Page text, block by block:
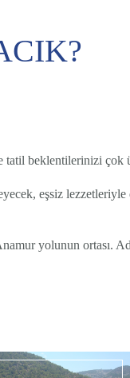
tatil beklentilerinizi
eşsiz
yolunun ortası.